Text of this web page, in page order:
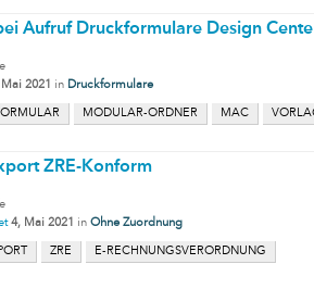
Aufruf Druckformulare Design
2021 in Druckformulare
MODULAR-ORDNER MAC
ZRE-Konform
4, Mai 2021 in Ohne Zuordnung
ZRE E-RECHNUNGSVERORDNUNG